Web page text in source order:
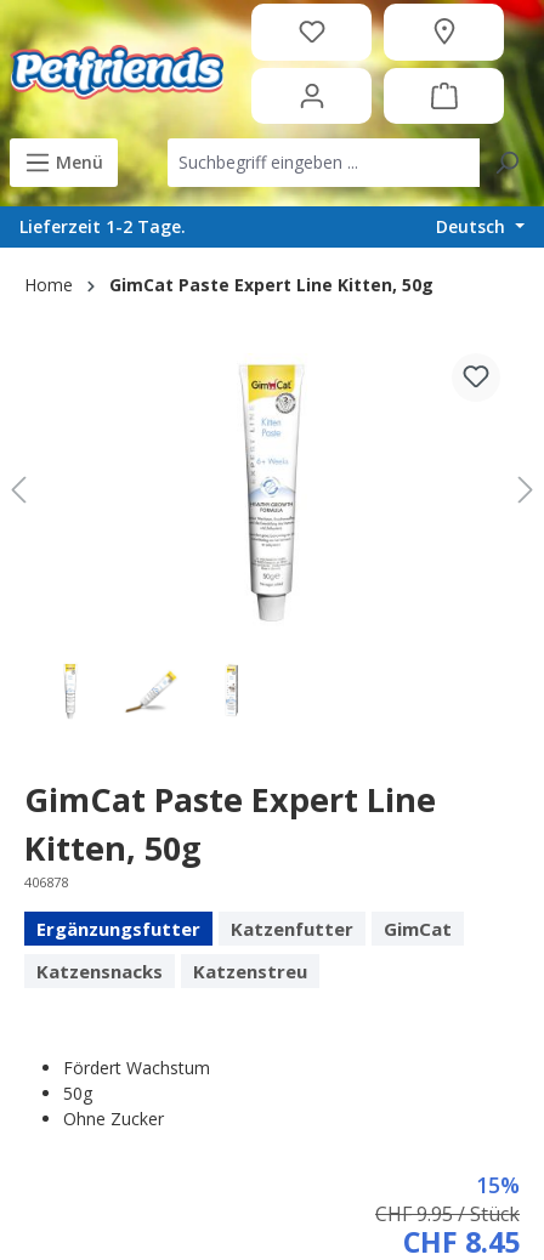
content
Menü
Lieferzeit 1-2 Tage. Deutsch
Home GimCat Paste Expert Line Kitten, 50g
GimCat Paste Expert Line
Kitten, 50g
406878
Ergänzungsfutter Katzenfutter
GimCat
Katzensnacks
Katzenstreu
Fördert Wachstum
50g
Ohne Zucker
15%
CHF 9.95 / Stück
CHF 8.45